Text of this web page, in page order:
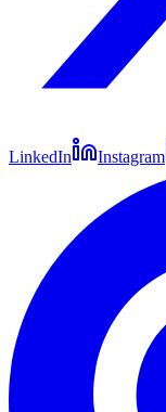
LinkedIn Instagram